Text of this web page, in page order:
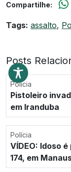
Compartilhe:
Tags: assalto,
Posts
Polícia
Pistoleiro
em Iranduba
Polícia
VÍDEO: Idoso
174, em